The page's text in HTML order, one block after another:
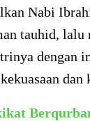
Nabi
tauhid, lalu
dengan
dan